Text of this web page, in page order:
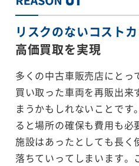
リスクのないコスト
高価買取を実現
多くの中古車販売店にとっ
買い取った車両を再販出来
まうかもしれないことで
ると場所の確保も費用も必
施設はあったとしても長く
落ちていってしまいます。